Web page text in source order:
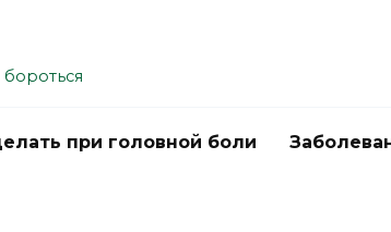
при головной боли